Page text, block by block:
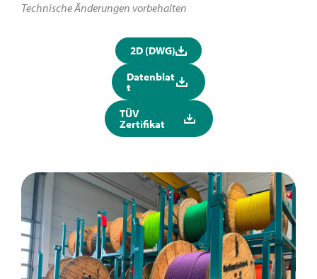
Technische Änderungen vorbehalten
2D (DWG)
Datenblat
t
TÜV
Zertifikat